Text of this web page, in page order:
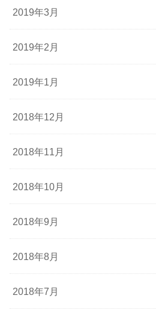
2019年3月
2019年2月
2019年1月
2018年12月
2018年11月
2018年10月
2018年9月
2018年8月
2018年7月